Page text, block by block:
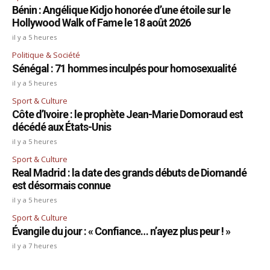
Bénin : Angélique Kidjo honorée d’une étoile sur le
Hollywood Walk of Fame le 18 août 2026
il y a 5 heures
Politique & Société
Sénégal : 71 hommes inculpés pour homosexualité
il y a 5 heures
Sport & Culture
Côte d’Ivoire : le prophète Jean-Marie Domoraud est
décédé aux États-Unis
il y a 5 heures
Sport & Culture
Real Madrid : la date des grands débuts de Diomandé
est désormais connue
il y a 5 heures
Sport & Culture
Évangile du jour : « Confiance… n’ayez plus peur ! »
il y a 7 heures